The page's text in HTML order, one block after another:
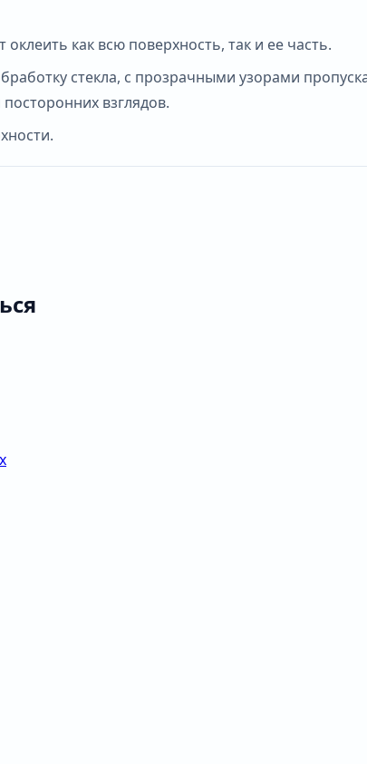
как всю поверхность, так и ее часть.
стекла, с прозрачными узорами
взглядов.